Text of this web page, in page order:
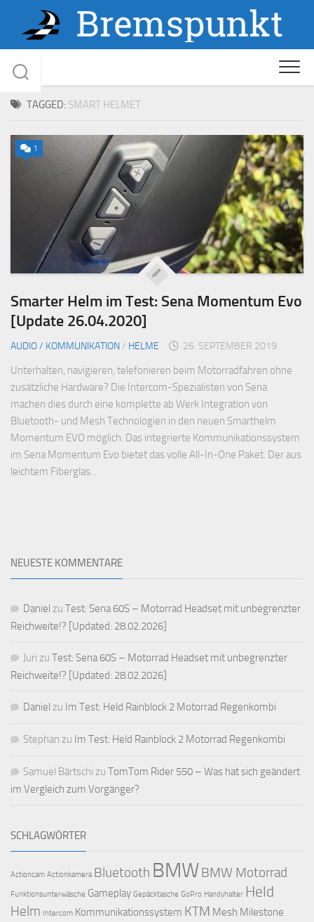
content
TAGGED: SMART HELMET
1
Smarter Helm im Test: Sena Momentum Evo
[Update 26.04.2020]
AUDIO / KOMMUNIKATION/ HELME 26. SEPTEMBER 2019
Unterhalten, navigieren, telefonieren beim Motorradfahren ohne
zusätzliche Hardware? Die Intercom-Spezialisten von Sena
machen dies durch eine komplette ab Werk Integration von
Bluetooth- und Mesh Technologien in den neuen Smarthelm
Momentum EVO möglich. Das integrierte Kommunikationssystem
im Sena Momentum Evo bietet das volle All-In-One Paket. Der aus
leichtem Fiberglas...
NEUESTE KOMMENTARE
Daniel zu Test: Sena 60S – Motorrad Headset mit unbegrenzter
Reichweite!? [Updated: 28.02.2026]
Juri zu Test: Sena 60S – Motorrad Headset mit unbegrenzter
Reichweite!? [Updated: 28.02.2026]
Daniel zu Im Test: Held Rainblock 2 Motorrad Regenkombi
Stephan zu Im Test: Held Rainblock 2 Motorrad Regenkombi
Samuel Bärtschi zu TomTom Rider 550 – Was hat sich geändert
im Vergleich zum Vorgänger?
SCHLAGWÖRTER
Actioncam Actionkamera Bluetooth BMWBMW Motorrad
Funktionsunterwäsche Gameplay Gepäcktasche GoPro Handyhalter Held
Helm Intercom Kommunikationssystem KTM Mesh Milestone